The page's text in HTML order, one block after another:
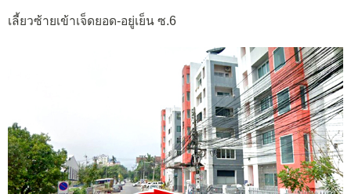
เลี้ยวซ้ายเข้าเจ็ดยอด-อยู่เย็น ซ.6